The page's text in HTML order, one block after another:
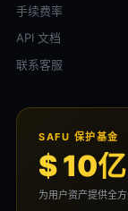
手续费率
API 文档
联系客服
SAFU 保护基金
$ 10亿
为用户资产提供全